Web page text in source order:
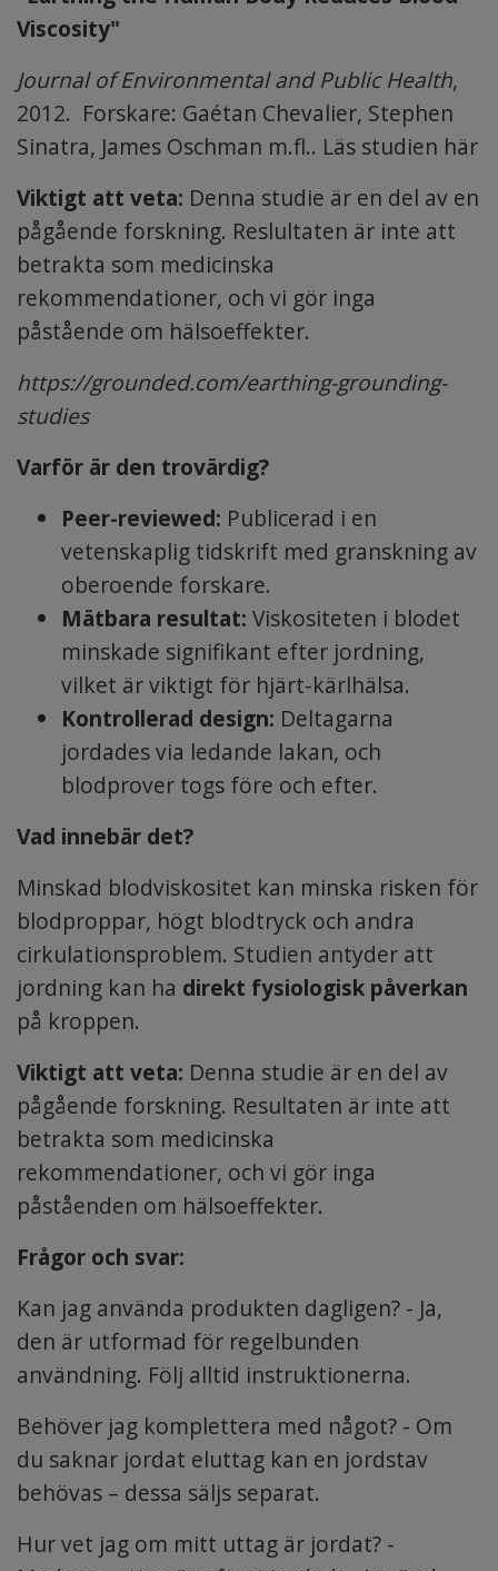
Viscosity"
Journal of Environmental and Public Health,
2012. Forskare: Gaétan Chevalier, Stephen
Sinatra, James Oschman m.fl.. Läs studien här
Viktigt att veta: Denna studie är en del av en
pågående forskning. Reslultaten är inte att
betrakta som medicinska
rekommendationer, och vi gör inga
påstående om hälsoeffekter.
https://grounded.com/earthing-grounding-
studies
Varför är den trovärdig?
Peer-reviewed: Publicerad i en
vetenskaplig tidskrift med granskning av
oberoende forskare.
Mätbara resultat: Viskositeten i blodet
minskade signifikant efter jordning,
vilket är viktigt för hjärt-kärlhälsa.
Kontrollerad design: Deltagarna
jordades via ledande lakan, och
blodprover togs före och efter.
Vad innebär det?
Minskad blodviskositet kan minska risken för
blodproppar, högt blodtryck och andra
cirkulationsproblem. Studien antyder att
jordning kan ha direkt fysiologisk påverkan
på kroppen.
Viktigt att veta: Denna studie är en del av
pågående forskning. Resultaten är inte att
betrakta som medicinska
rekommendationer, och vi gör inga
påståenden om hälsoeffekter.
Frågor och svar:
Kan jag använda produkten dagligen? - Ja,
den är utformad för regelbunden
användning. Följ alltid instruktionerna.
Behöver jag komplettera med något? - Om
du saknar jordat eluttag kan en jordstav
behövas – dessa säljs separat.
Hur vet jag om mitt uttag är jordat? -